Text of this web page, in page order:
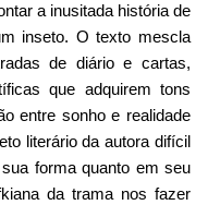
a inusitada história de
inseto. O texto mescla
de diário e cartas,
que adquirem tons
entre sonho e realidade
literário da autora difícil
forma quanto em seu
da trama nos fazer